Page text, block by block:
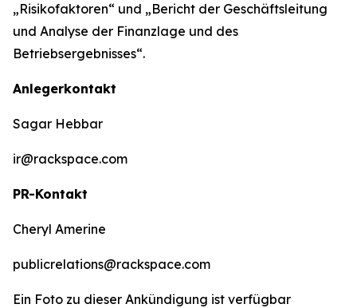
„Risikofaktoren“ und „Bericht der Geschäftsleitung
und Analyse der Finanzlage und des
Betriebsergebnisses“.
Anlegerkontakt
Sagar Hebbar
ir@rackspace.com
PR-Kontakt
Cheryl Amerine
publicrelations@rackspace.com
Ein Foto zu dieser Ankündigung ist verfügbar